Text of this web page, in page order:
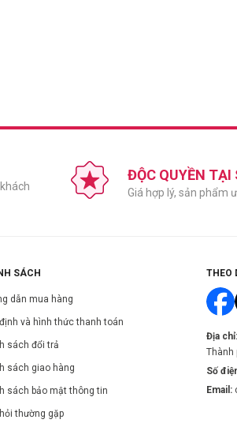
ĐỘC QUYỀN
Giá hợp lý, sản phẩm
SÁCH
dẫn mua hàng
và hình thức thanh toán
sách đổi trả
sách giao hàng
sách bảo mật thông tin
thường gặp
THEO
Địa chỉ:
Thành
Số
Email: